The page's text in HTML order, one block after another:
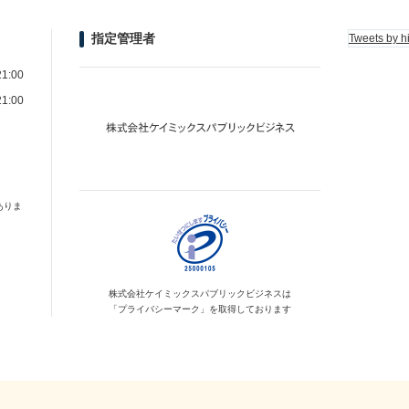
りま
指定管理者
株式会社ケイミックス パブリックビジネスは
「プライバシーマーク」を取得しております
Tweets by